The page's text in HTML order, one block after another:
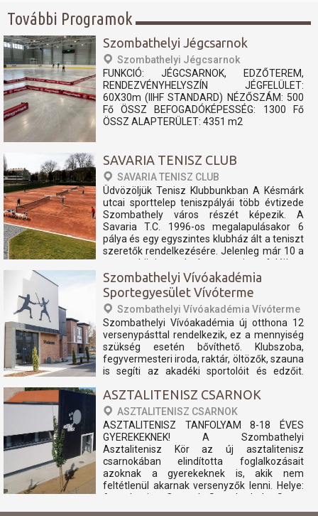
További Programok
Szombathelyi Jégcsarnok
Szombathelyi Jégcsarnok
FUNKCIÓ: JÉGCSARNOK, EDZŐTEREM,
RENDEZVÉNYHELYSZÍN JÉGFELÜLET:
60X30m (IIHF STANDARD) NÉZŐSZÁM: 500
Fő ÖSSZ BEFOGADÓKÉPESSÉG: 1300 Fő
ÖSSZ ALAPTERÜLET: 4351 m2
SAVARIA TENISZ CLUB
SAVARIA TENISZ CLUB
Üdvözöljük Tenisz Klubbunkban A Késmárk
utcai sporttelep teniszpályái több évtizede
Szombathely város részét képezik. A
Savaria T.C. 1996-os megalapulásakor 6
pálya és egy egyszintes klubház ált a teniszt
szeretők rendelkezésére. Jelenleg már 10 a
nemzetközi szabvány szerint felújított
teniszpályán és...
Szombathelyi Vívóakadémia
Sportegyesület Vívóterme
Szombathelyi Vívóakadémia Vívóterme
Szombathelyi Vívóakadémia új otthona 12
versenypásttal rendelkezik, ez a mennyiség
szükség esetén bővíthető. Klubszoba,
fegyvermesteri iroda, raktár, öltözők, szauna
is segíti az akadéki sportolóit és edzőit.
Zárva vasárnap Zárva hétfő...
ASZTALITENISZ CSARNOK
ASZTALITENISZ CSARNOK
ASZTALITENISZ TANFOLYAM 8-18 ÉVES
GYEREKEKNEK! A Szombathelyi
Asztalitenisz Kör az új asztalitenisz
csarnokában elindította foglalkozásait
azoknak a gyerekeknek is, akik nem
feltétlenül akarnak versenyzők lenni. Helye:
Asztaltenisz Csarnok Szombathely, Szent
László király utca 6. Ideje: Hétfő és